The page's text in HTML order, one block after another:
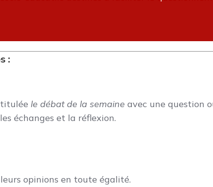
:
le débat de la semaine avec une question
échanges et la réflexion.
opinions en toute égalité.